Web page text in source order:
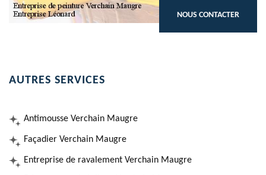
NOUS CONTACTER
AUTRES SERVICES
Antimousse Verchain Maugre
Façadier Verchain Maugre
Entreprise de ravalement Verchain Maugre